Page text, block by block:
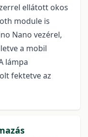
ellátott okos
module is
Nano vezérel,
a mobil
lámpa
fektetve az